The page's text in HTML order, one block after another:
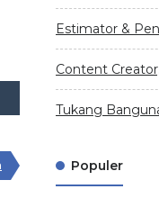
Estimator &
Content
Tukang
Populer